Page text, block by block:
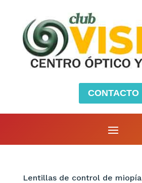
CONTACTO
Lentillas de control de miopía